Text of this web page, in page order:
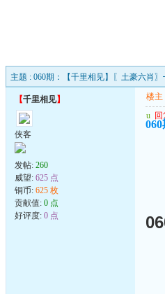
主题 : 060期：【千里相见】〖土豪六肖
【千里相见】
侠客
发帖: 260
威望: 625 点
铜币: 625 枚
贡献值: 0 点
好评度: 0 点
楼主
u 回